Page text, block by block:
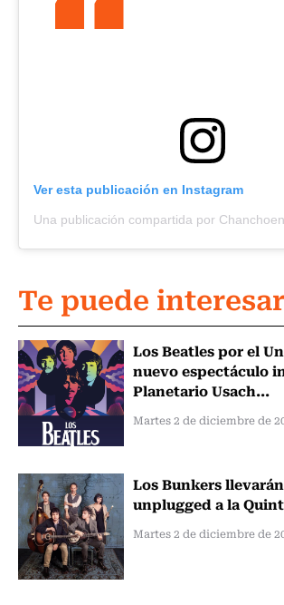
Ver esta publicación en Instagram
Te puede interesar
Los Beatles por el
nuevo espectáculo
Planetario Usach...
Martes 2 de diciembre de
Los Bunkers
unplugged a la
Martes 2 de diciembre de